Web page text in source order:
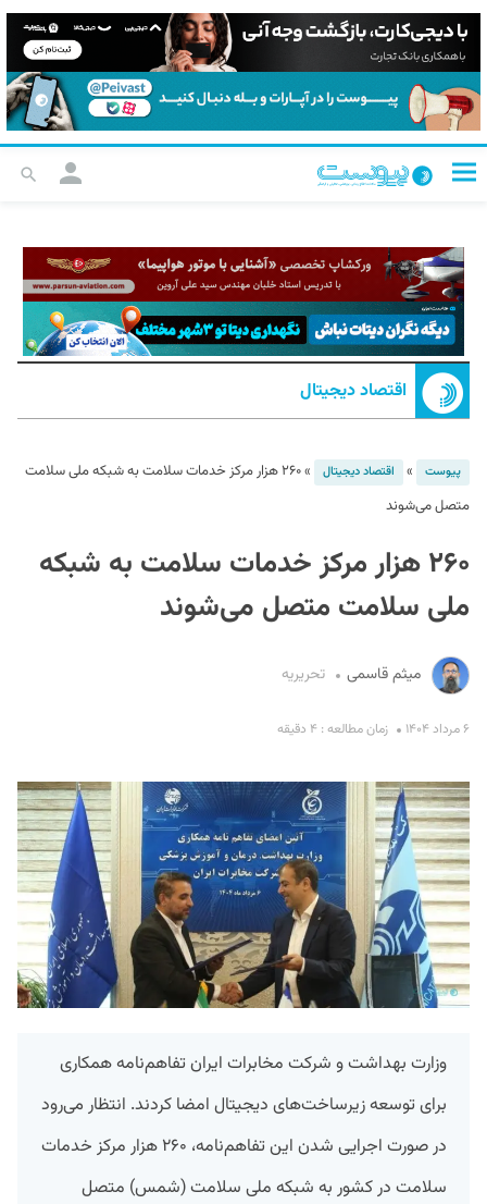
اقتصاد دیجیتال
پیوست » اقتصاد دیجیتال »
۲۶۰ هزار مرکز خدمات سلامت به شبکه ملی سلامت
متصل می‌شوند
۲۶۰ هزار مرکز خدمات سلامت به شبکه
ملی سلامت متصل می‌شوند
میثم قاسمی تحریریه
۶ مرداد ۱۴۰۴ زمان مطالعه : ۴ دقیقه
وزارت بهداشت و شرکت مخابرات ایران تفاهم‌نامه همکاری
برای توسعه زیرساخت‌های دیجیتال امضا کردند. انتظار می‌رود
در صورت اجرایی شدن این تفاهم‌نامه، ۲۶۰ هزار مرکز خدمات
سلامت در کشور به شبکه ملی سلامت (شمس) متصل